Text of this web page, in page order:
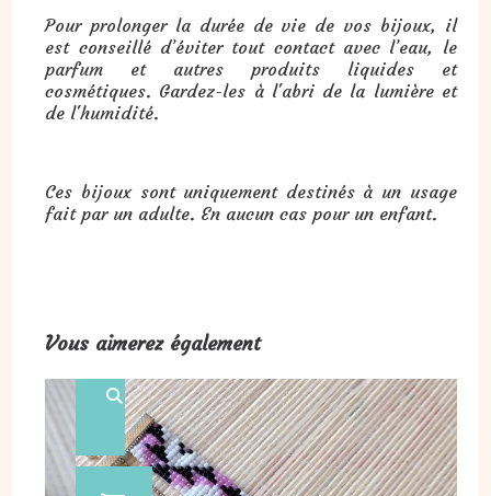
Pour prolonger la durée de vie de vos bijoux, il
est conseillé d’éviter tout contact avec l’eau, le
parfum et autres produits liquides et
cosmétiques. Gardez-les à l'abri de la lumière et
de l'humidité.
Ces bijoux sont uniquement destinés à un usage
fait par un adulte. En aucun cas pour un enfant.
Vous aimerez également